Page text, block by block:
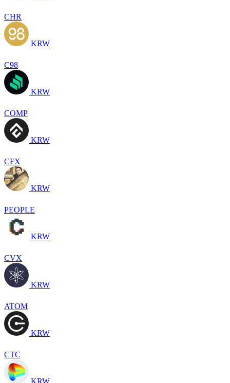
CHR
KRW
C98
KRW
COMP
KRW
CFX
KRW
PEOPLE
KRW
CVX
KRW
ATOM
KRW
CTC
KRW